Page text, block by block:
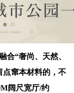
合“奢尚、天然、
点窜本材料的，不
阔尺宽厅/约